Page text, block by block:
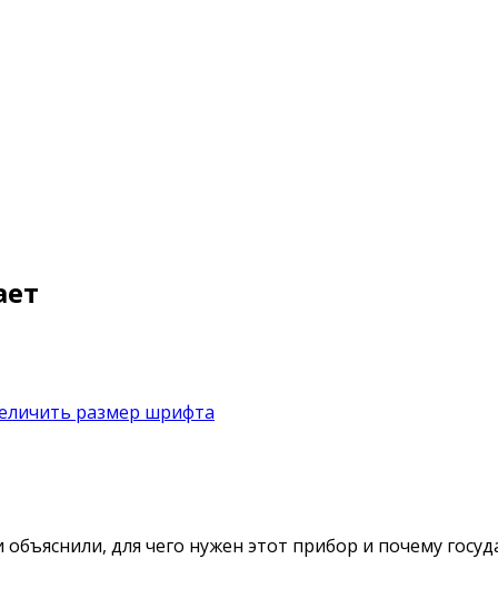
для чего нужен этот прибор и почему